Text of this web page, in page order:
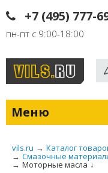
+7 (495) 777-
пн-пт с 9:00-18:00
Меню
vils.ru → Каталог
→ Смазочные
→ Моторные масла ↓